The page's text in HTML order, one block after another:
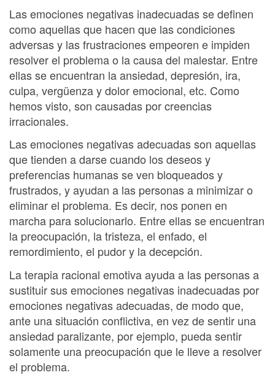
Las emociones negativas inadecuadas se definen
como aquellas que hacen que las condiciones
adversas y las frustraciones empeoren e impiden
resolver el problema o la causa del malestar. Entre
ellas se encuentran la ansiedad, depresión, ira,
culpa, vergüenza y dolor emocional, etc. Como
hemos visto, son causadas por creencias
irracionales.
Las emociones negativas adecuadas son aquellas
que tienden a darse cuando los deseos y
preferencias humanas se ven bloqueados y
frustrados, y ayudan a las personas a minimizar o
eliminar el problema. Es decir, nos ponen en
marcha para solucionarlo. Entre ellas se encuentran
la preocupación, la tristeza, el enfado, el
remordimiento, el pudor y la decepción.
La terapia racional emotiva ayuda a las personas a
sustituir sus emociones negativas inadecuadas por
emociones negativas adecuadas, de modo que,
ante una situación conflictiva, en vez de sentir una
ansiedad paralizante, por ejemplo, pueda sentir
solamente una preocupación que le lleve a resolver
el problema.